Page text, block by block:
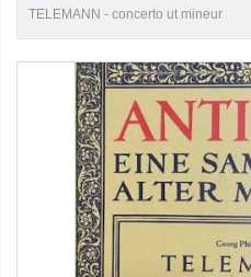
TELEMANN - concerto ut mineur